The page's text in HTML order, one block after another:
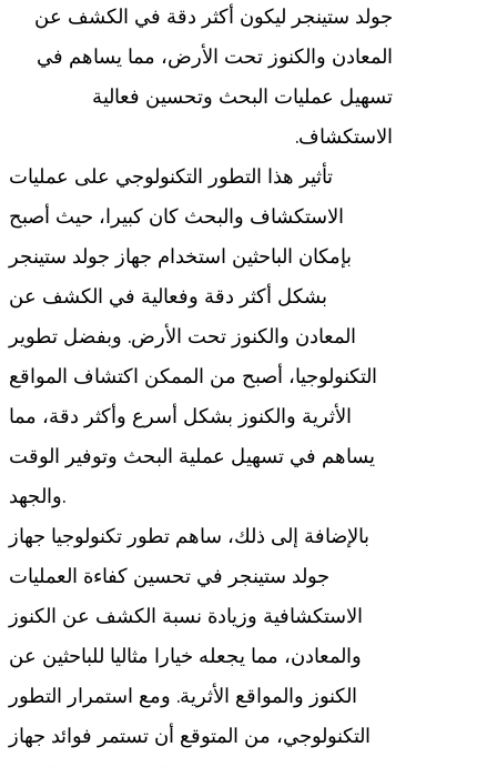
جولد ستينجر ليكون أكثر دقة في الكشف عن
المعادن والكنوز تحت الأرض، مما يساهم في
تسهيل عمليات البحث وتحسين فعالية
الاستكشاف.
تأثير هذا التطور التكنولوجي على عمليات
الاستكشاف والبحث كان كبيرا، حيث أصبح
بإمكان الباحثين استخدام جهاز جولد ستينجر
بشكل أكثر دقة وفعالية في الكشف عن
المعادن والكنوز تحت الأرض. وبفضل تطوير
التكنولوجيا، أصبح من الممكن اكتشاف المواقع
الأثرية والكنوز بشكل أسرع وأكثر دقة، مما
يساهم في تسهيل عملية البحث وتوفير الوقت
والجهد.
بالإضافة إلى ذلك، ساهم تطور تكنولوجيا جهاز
جولد ستينجر في تحسين كفاءة العمليات
الاستكشافية وزيادة نسبة الكشف عن الكنوز
والمعادن، مما يجعله خيارا مثاليا للباحثين عن
الكنوز والمواقع الأثرية. ومع استمرار التطور
التكنولوجي، من المتوقع أن تستمر فوائد جهاز